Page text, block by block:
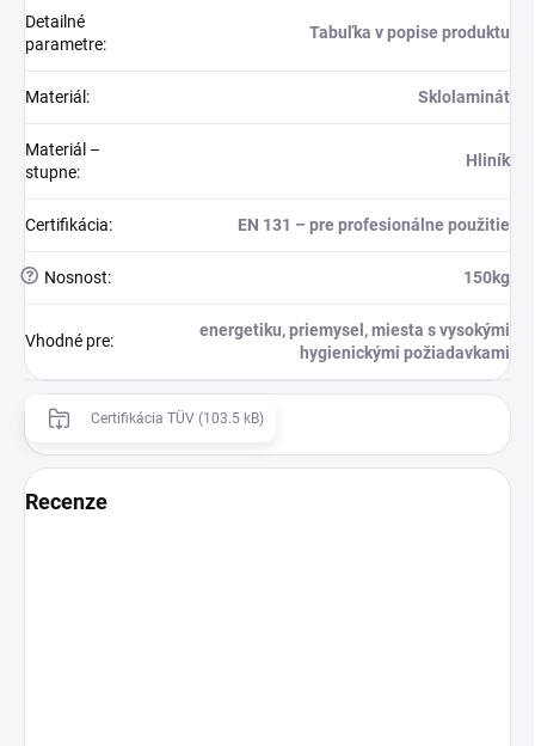
Detailné
parametre:
Tabuľka v popise produktu
Materiál : Sklolaminát
Materiál –
stupne:
Hliník
Certifikácia: EN 131 – pre profesionálne použitie
? Nosnost: 150kg
Vhodné pre:
energetiku, priemysel, miesta s vysokými
hygienickými požiadavkami
Certifikácia TÜV (103.5 kB)
Recenze